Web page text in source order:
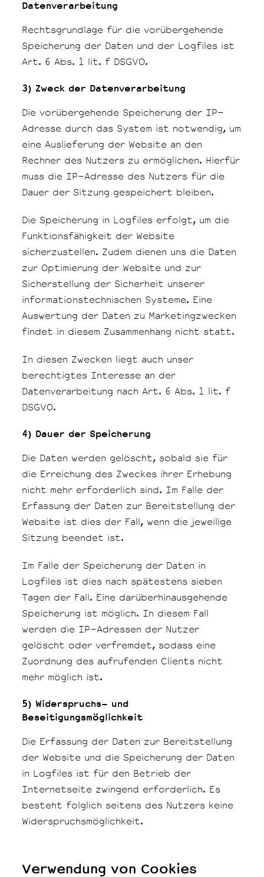
Datenverarbeitung
Rechtsgrundlage für die vorübergehende
Speicherung der Daten und der Logfiles ist
Art. 6 Abs. 1 lit. f DSGVO.
3) Zweck der Datenverarbeitung
Die vorübergehende Speicherung der IP-
Adresse durch das System ist notwendig, um
eine Auslieferung der Website an den
Rechner des Nutzers zu ermöglichen. Hierfür
muss die IP-Adresse des Nutzers für die
Dauer der Sitzung gespeichert bleiben.
Die Speicherung in Logfiles erfolgt, um die
Funktionsfähigkeit der Website
sicherzustellen. Zudem dienen uns die Daten
zur Optimierung der Website und zur
Sicherstellung der Sicherheit unserer
informationstechnischen Systeme. Eine
Auswertung der Daten zu Marketingzwecken
findet in diesem Zusammenhang nicht statt.
In diesen Zwecken liegt auch unser
berechtigtes Interesse an der
Datenverarbeitung nach Art. 6 Abs. 1 lit. f
DSGVO.
4) Dauer der Speicherung
Die Daten werden gelöscht, sobald sie für
die Erreichung des Zweckes ihrer Erhebung
nicht mehr erforderlich sind. Im Falle der
Erfassung der Daten zur Bereitstellung der
Website ist dies der Fall, wenn die jeweilige
Sitzung beendet ist.
Im Falle der Speicherung der Daten in
Logfiles ist dies nach spätestens sieben
Tagen der Fall. Eine darüberhinausgehende
Speicherung ist möglich. In diesem Fall
werden die IP-Adressen der Nutzer
gelöscht oder verfremdet, sodass eine
Zuordnung des aufrufenden Clients nicht
mehr möglich ist.
5) Widerspruchs- und
Beseitigungsmöglichkeit
Die Erfassung der Daten zur Bereitstellung
der Website und die Speicherung der Daten
in Logfiles ist für den Betrieb der
Internetseite zwingend erforderlich. Es
besteht folglich seitens des Nutzers keine
Widerspruchsmöglichkeit.
Verwendung von Cookies